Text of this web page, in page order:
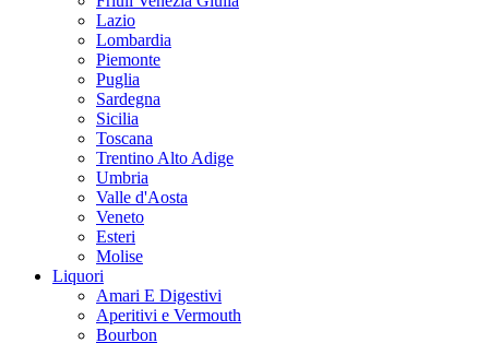
Lazio
Lombardia
Piemonte
Puglia
Sardegna
Sicilia
Toscana
Trentino Alto Adige
Umbria
Valle d'Aosta
Veneto
Esteri
Molise
Liquori
Amari E Digestivi
Aperitivi e Vermouth
Bourbon